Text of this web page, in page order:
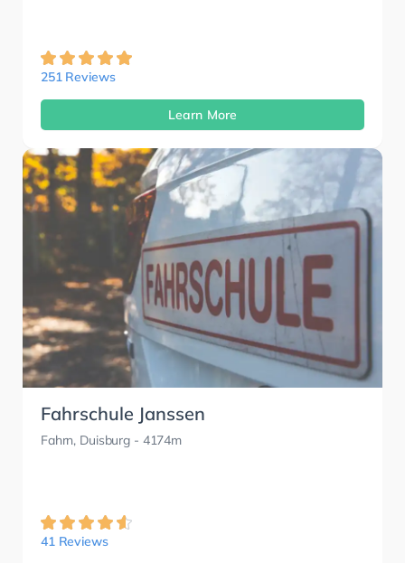
251 Reviews
Learn More
Fahrschule Janssen
Fahrn, Duisburg - 4174m
41 Reviews